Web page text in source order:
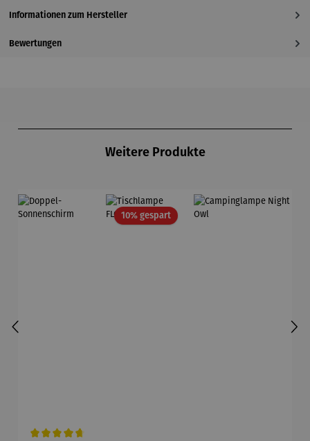
Informationen zum Hersteller
Bewertungen
Weitere Produkte
10% gespartRabatt